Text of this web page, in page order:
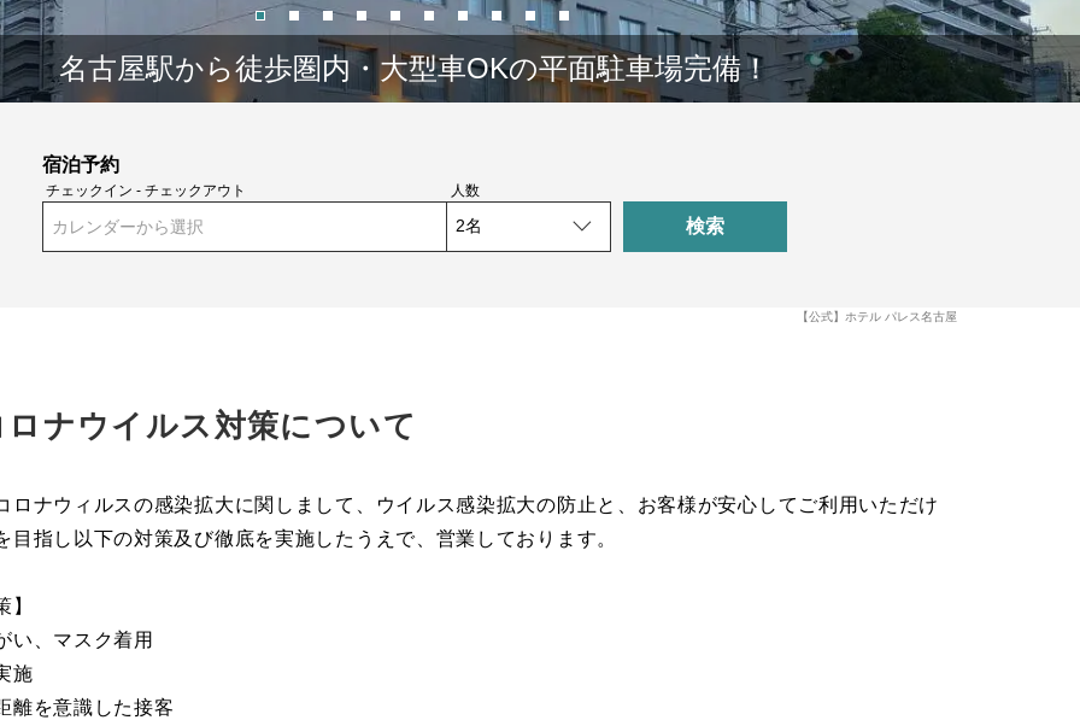
名古屋駅から徒歩圏内・大型車OKの平面駐車場完備！
宿泊予約
チェックイン - チェックアウト
カレンダーから選択
人数
検索
【公式】ホテル パレス名古屋
ロナウイルス対策について
ロナウィルスの感染拡大に関しまして、ウイルス感染拡大の防止と、お客様が安心してご利用いただけ
目指し以下の対策及び徹底を実施したうえで、営業しております。
】
い、マスク着用
施
離を意識した接客